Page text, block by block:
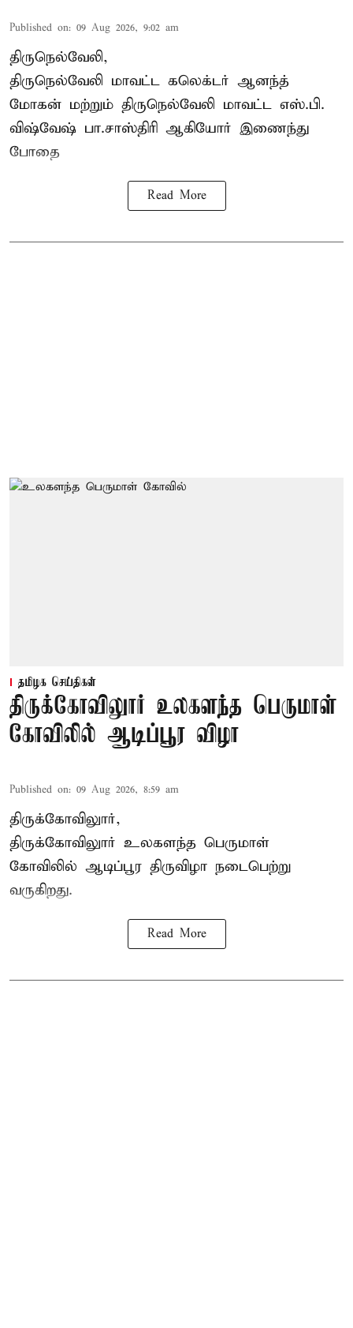
Published on: 09 Aug 2026, 9:02 am
திருநெல்வேலி,
திருநெல்வேலி மாவட்ட கலெக்டர் ஆனந்த்
மோகன் மற்றும் திருநெல்வேலி மாவட்ட எஸ்.பி.
விஷ்வேஷ் பா.சாஸ்திரி ஆகியோர் இணைந்து
போதை
Read More
தமிழக செய்திகள்
திருக்கோவிலுார் உலகளந்த பெருமாள்
கோவிலில் ஆடிப்பூர விழா
Published on: 09 Aug 2026, 8:59 am
திருக்கோவிலுார்,
திருக்கோவிலுார் உலகளந்த பெருமாள்
கோவிலில் ஆடிப்பூர திருவிழா நடைபெற்று
வருகிறது.
Read More